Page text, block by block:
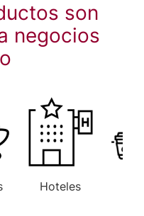
son
negocios
Hoteles